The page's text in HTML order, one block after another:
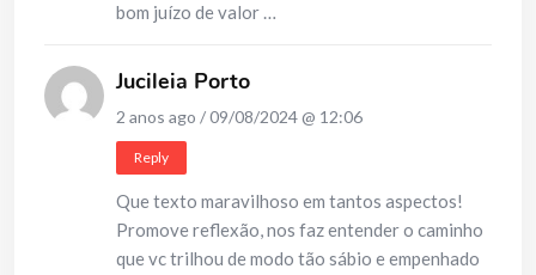
bom juízo de valor …
Jucileia Porto
2 anos ago / 09/08/2024 @ 12:06
Reply
Que texto maravilhoso em tantos aspectos!
Promove reflexão, nos faz entender o caminho
que vc trilhou de modo tão sábio e empenhado